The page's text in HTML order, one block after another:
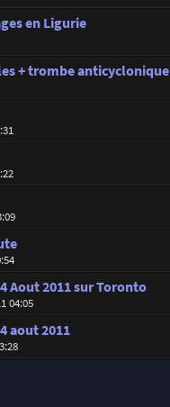
en Ligurie
+ trombe anticyclonique
Aout 2011 sur Toronto
04:05
aout 2011